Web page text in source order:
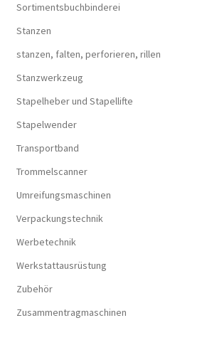
Sortimentsbuchbinderei
Stanzen
stanzen, falten, perforieren, rillen
Stanzwerkzeug
Stapelheber und Stapellifte
Stapelwender
Transportband
Trommelscanner
Umreifungsmaschinen
Verpackungstechnik
Werbetechnik
Werkstattausrüstung
Zubehör
Zusammentragmaschinen